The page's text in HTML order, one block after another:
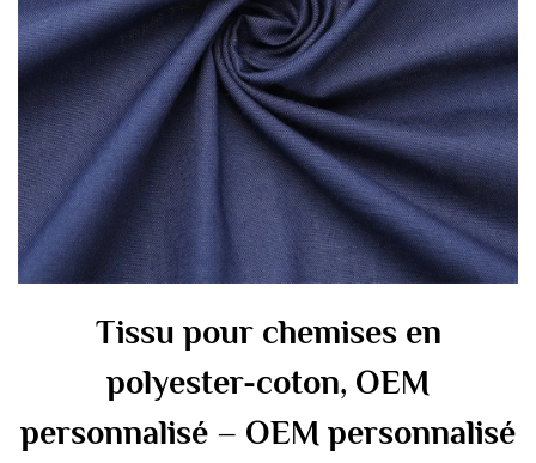
Tissu pour chemises en
polyester-coton, OEM
personnalisé – OEM personnalisé